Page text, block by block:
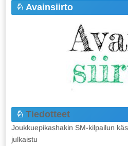
Avainsiirto
Tiedotteet
Joukkuepikashakin SM-kilpailun
julkaistu